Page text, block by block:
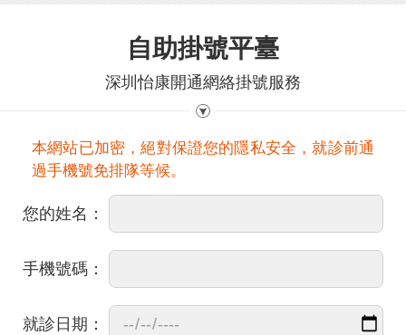
自助掛號平臺
深圳怡康開通網絡掛號服務
本網站已加密，絕對保證您的隱私安全，就診前通
過手機號免排隊等候。
您的姓名：
手機號碼：
就診日期：